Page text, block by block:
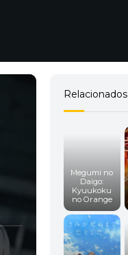
Relacionados
Megumi no
Daigo:
Kyuukoku
no Orange